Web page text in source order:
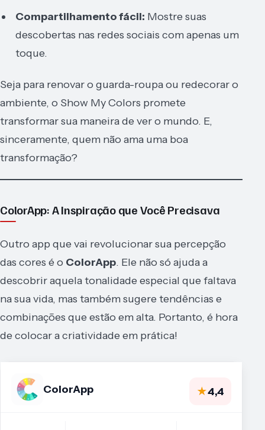
Compartilhamento fácil: Mostre suas
descobertas nas redes sociais com apenas um
toque.
Seja para renovar o guarda-roupa ou redecorar o
ambiente, o Show My Colors promete
transformar sua maneira de ver o mundo. E,
sinceramente, quem não ama uma boa
transformação?
ColorApp: A Inspiração que Você Precisava
Outro app que vai revolucionar sua percepção
das cores é o ColorApp. Ele não só ajuda a
descobrir aquela tonalidade especial que faltava
na sua vida, mas também sugere tendências e
combinações que estão em alta. Portanto, é hora
de colocar a criatividade em prática!
ColorApp ★4,4